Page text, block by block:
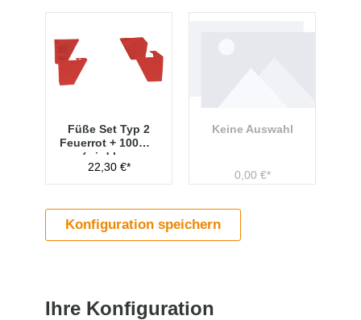
Füße Set Typ 2
Feuerrot + 100mm
(wird lose
beigelegt)
22,30 €*
Keine Auswahl
0,00 €*
Konfiguration speichern
Ihre Konfiguration